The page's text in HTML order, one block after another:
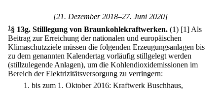
[21. Dezember 2018–27. Juni 2020]
1§ 13g. Stilllegung von Braunkohlekraftwerken. (1) [1] Als
Beitrag zur Erreichung der nationalen und europäischen
Klimaschutzziele müssen die folgenden Erzeugungsanlagen bis
zu dem genannten Kalendertag vorläufig stillgelegt werden
(stillzulegende Anlagen), um die Kohlendioxidemissionen im
Bereich der Elektrizitätsversorgung zu verringern:
1. bis zum 1. Oktober 2016: Kraftwerk Buschhaus,